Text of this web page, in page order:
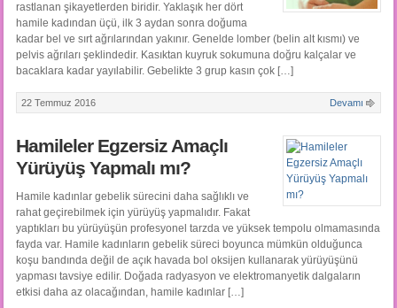
rastlanan şikayetlerden biridir. Yaklaşık her dört
hamile kadından üçü, ilk 3 aydan sonra doğuma
kadar bel ve sırt ağrılarından yakınır. Genelde lomber (belin alt kısmı) ve
pelvis ağrıları şeklindedir. Kasıktan kuyruk sokumuna doğru kalçalar ve
bacaklara kadar yayılabilir. Gebelikte 3 grup kasın çok […]
22 Temmuz 2016 Devamı
Hamileler Egzersiz Amaçlı
Yürüyüş Yapmalı mı?
Hamile kadınlar gebelik sürecini daha sağlıklı ve
rahat geçirebilmek için yürüyüş yapmalıdır. Fakat
yaptıkları bu yürüyüşün profesyonel tarzda ve yüksek tempolu olmamasında
fayda var. Hamile kadınların gebelik süreci boyunca mümkün olduğunca
koşu bandında değil de açık havada bol oksijen kullanarak yürüyüşünü
yapması tavsiye edilir. Doğada radyasyon ve elektromanyetik dalgaların
etkisi daha az olacağından, hamile kadınlar […]